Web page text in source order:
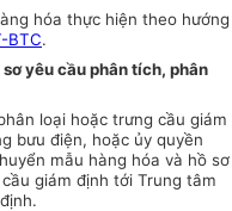
hóa thực hiện theo hướng
BTC.
yêu cầu phân tích, phân
loại hoặc trưng cầu giám
bưu điện, hoặc ủy quyền
mẫu hàng hóa và hồ sơ
giám định tới Trung tâm